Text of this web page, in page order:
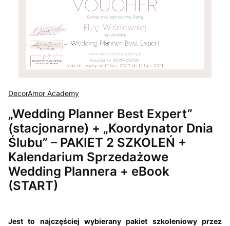
DecorAmor Academy
„Wedding Planner Best Expert”
(stacjonarne) + „Koordynator Dnia
Ślubu” – PAKIET 2 SZKOLEŃ +
Kalendarium Sprzedażowe
Wedding Plannera + eBook
(START)
Jest to najczęściej wybierany pakiet szkoleniowy przez